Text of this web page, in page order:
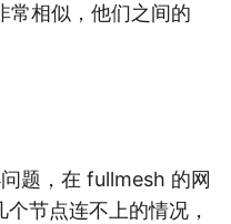
常相似，他们之间的
题，在 fullmesh 的网
节点连不上的情况，